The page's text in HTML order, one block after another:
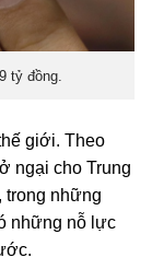
tỷ đồng.
giới. Theo
ngại cho Trung
trong những
những nỗ lực